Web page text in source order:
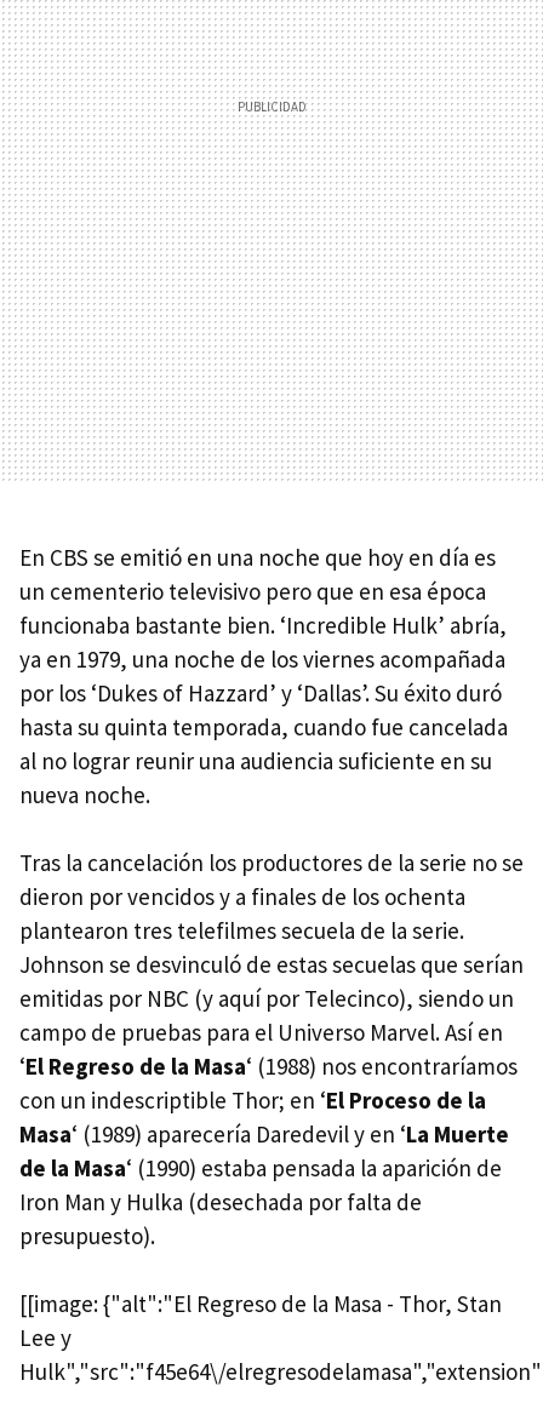
En CBS se emitió en una noche que hoy en día es
un cementerio televisivo pero que en esa época
funcionaba bastante bien. ‘Incredible Hulk’ abría,
ya en 1979, una noche de los viernes acompañada
por los ‘Dukes of Hazzard’ y ‘Dallas’. Su éxito duró
hasta su quinta temporada, cuando fue cancelada
al no lograr reunir una audiencia suficiente en su
nueva noche.
Tras la cancelación los productores de la serie no se
dieron por vencidos y a finales de los ochenta
plantearon tres telefilmes secuela de la serie.
Johnson se desvinculó de estas secuelas que serían
emitidas por NBC (y aquí por Telecinco), siendo un
campo de pruebas para el Universo Marvel. Así en
‘El Regreso de la Masa‘ (1988) nos encontraríamos
con un indescriptible Thor; en ‘El Proceso de la
Masa‘ (1989) aparecería Daredevil y en ‘La Muerte
de la Masa‘ (1990) estaba pensada la aparición de
Iron Man y Hulka (desechada por falta de
presupuesto).
[[image: {"alt":"El Regreso de la Masa - Thor, Stan
Lee y
Hulk","src":"f45e64\/